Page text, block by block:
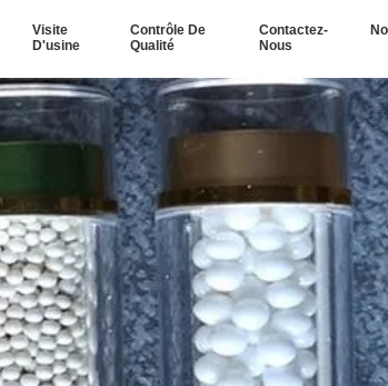
Visite
D'usine
Contrôle De
Qualité
Contactez-
Nous